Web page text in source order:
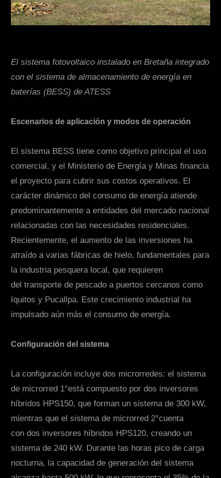
El sistema fotovoltaico instalado en Bretaña integrado
con el sistema de almacenamiento de energía en
baterías (BESS) de ATESS
Escenarios de aplicación y modos de operación
El sistema BESS tiene como objetivo principal el uso
comercial, y el Ministerio de Energía y Minas financia
el proyecto para cubrir sus costos operativos. El
carácter dinámico del consumo de energía atiende
predominantemente a entidades del mercado nacional
relacionadas con las necesidades residenciales.
Recientemente, el aumento de las inversiones ha
atraído a varias fábricas de hielo, fundamentales para
la industria pesquera local, que requieren
del transporte de pescado a puertos cercanos como
Iquitos y Pucallpa. Este crecimiento industrial ha
impulsado aún más el consumo de energía.
Configuración del sistema
La configuración incluye dos microrredes: el sistema
de microrred 1°está compuesto por dos inversores
híbridos HPS150, que forman un sistema de 300 kW,
mientras que el sistema de microrred 2°cuenta
con dos inversores híbridos HPS120, creando un
sistema de 240 kW. Durante las horas pico de carga
nocturna, la capacidad de generación del sistema